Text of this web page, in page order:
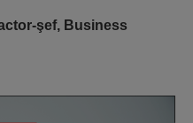
şef, Business